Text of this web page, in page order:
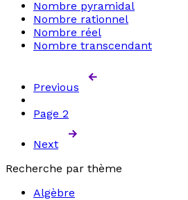
Nombre pyramidal
Nombre rationnel
Nombre réel
Nombre transcendant
Previous
Page 2
Next
Recherche par thème
Algèbre